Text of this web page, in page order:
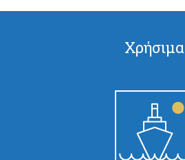
Χρήσιμα